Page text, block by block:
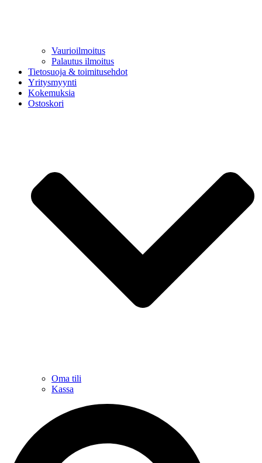
Vaurioilmoitus
Palautus ilmoitus
Tietosuoja & toimitusehdot
Yritysmyynti
Kokemuksia
Ostoskori
Oma tili
Kassa